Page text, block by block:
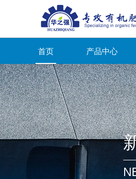
首页 产品中心